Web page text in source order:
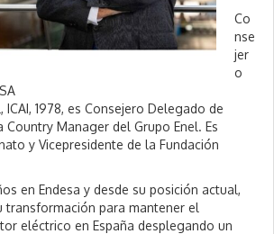
Co
nse
jer
o
1978, es Consejero Delegado de
Country Manager del Grupo Enel. Es
y Vicepresidente de la Fundación
en Endesa y desde su posición actual,
transformación para mantener el
eléctrico en España desplegando un